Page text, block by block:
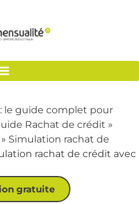
le guide complet pour
Rachat de crédit »
» Simulation rachat de
rachat de crédit avec
gratuite